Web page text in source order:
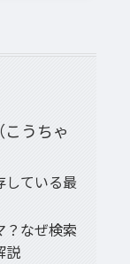
こうちゃ
している最
？なぜ検索
説